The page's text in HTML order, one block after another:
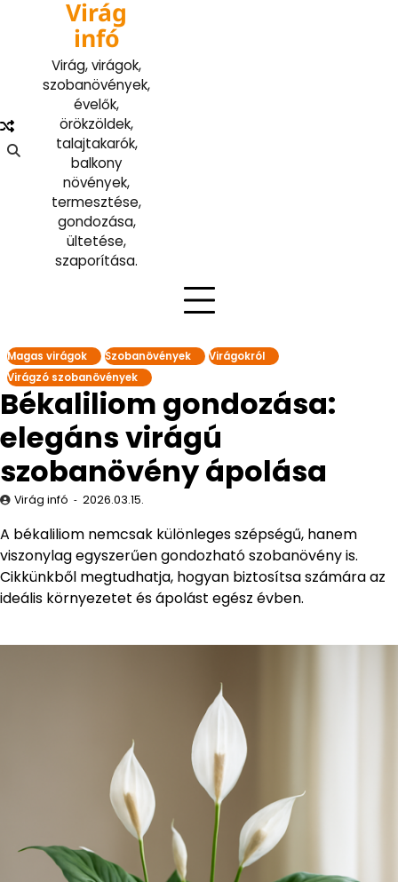
Virág
infó
Virág, virágok,
szobanövények,
évelők,
örökzöldek,
talajtakarók,
balkony
növények,
termesztése,
gondozása,
ültetése,
szaporítása.
Magas virágok Szobanövények
Virágokról
Virágzó szobanövények
Békaliliom gondozása:
elegáns virágú
szobanövény ápolása
Virág infó 2026.03.15.
A békaliliom nemcsak különleges szépségű, hanem
viszonylag egyszerűen gondozható szobanövény is.
Cikkünkből megtudhatja, hogyan biztosítsa számára az
ideális környezetet és ápolást egész évben.